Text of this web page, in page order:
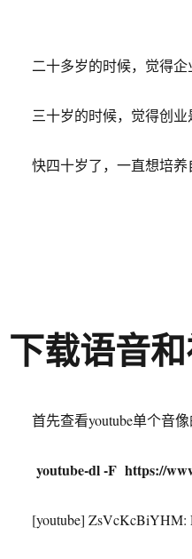
二十多岁的时候，觉得
三十岁的时候，觉得创业
快四十岁了，一直想培养
载语音
首先查看youtube单个音
youtube-dl -F https://
[youtube] ZsVcKcBiYHM: